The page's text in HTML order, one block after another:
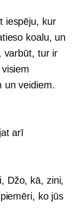
iespēju, kur
koalu, un
varbūt, tur ir
un veidiem.
arī
Džo, kā, zini,
ko jūs